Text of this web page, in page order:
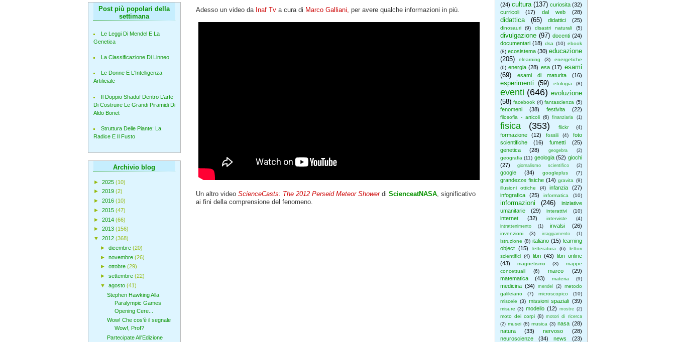
(24) cultura (137) curiosita (32)
curricoli
(17) dal web (28)
didattica (65) didattici (25)
dinosauri (9) disastri naturali (5)
divulgazione (97) docenti (24)
documentari (18) dsa (10) ebook
(8) ecosistema (30) educazione
(205)
elearning (3)
energetiche
(6) energia (28) esa (17) esami
(69)
esami di maturita (16)
esperimenti (59) etologia (8)
eventi (646) evoluzione
(58) facebook (4) fantascienza (5)
fenomeni (38) festivita (22)
filosofia - articoli (6) finanziaria (1)
fisica (353) flickr (4)
formazione (12) fossili (4)
foto
scientifiche
(16) fumetti
(25)
genetica
(28) geogebra (2)
geografia (11) geologia (52) giochi
(27)
giornalismo scientifico (2)
google (34) googleplus (7)
grandezze fisiche (14) gravita (9)
illusioni ottiche
(4) infanzia
(27)
infografica
(25) informatica (10)
informazioni (246)
iniziative
umanitarie
(29) interattivi (10)
internet (32) interviste (4)
intrattenimento (1) invalsi (26)
invenzioni (3) irraggiamento (1)
istruzione (8) italiano (15) learning
object
(15) letteratura (6)
lettori
scientifici (4) libri (43) libri online
(43)
magnetismo (3)
mappe
concettuali
(6) marco
(29)
matematica
(43) materia (9)
medicina (34) mendel (2)
metodo
galileiano
(7) microscopico
(10)
miscele (3) missioni spaziali (39)
misure (3) modello (12) mostre (2)
moto dei corpi (8) motori di ricerca
(2) musei (8) musica (3) nasa (28)
natura
(33) nervoso
(28)
neuroscienze
(34) news (23)
Adesso un video da Inaf Tva cura di Marco Galliani, per avere qualche informazioni in più.
Un altro video ScienceCasts: The 2012 Perseid Meteor Shower di ScienceatNASA, significativo
ai fini della comprensione del fenomeno.
Post più popolari della
settimana
Le Leggi Di Mendel E La
Genetica
La Classificazione Di Linneo
Le Donne E L'Intelligenza
Artificiale
Il Doppio Shaduf Dentro L’arte
Di Costruire Le Grandi Piramidi Di
Aldo Bonet
Struttura Delle Piante: La
Radice E Il Fusto
Archivio blog
► 2025 (10)
► 2019 (2)
► 2016 (10)
► 2015 (47)
► 2014 (66)
► 2013 (156)
▼ 2012 (368)
► dicembre (20)
► novembre (26)
► ottobre (29)
► settembre (22)
▼ agosto (41)
Stephen Hawking Alla
Paralympic Games
Opening Cere...
Wow! Che cos’è il segnale
Wow!, Prof?
Partecipate All'Edizione